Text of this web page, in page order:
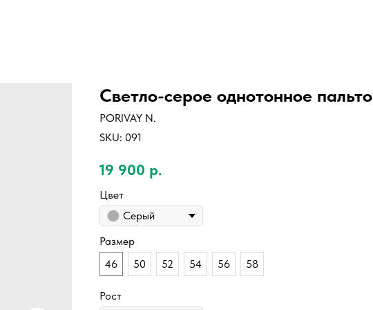
Светло-серое однотонное пальто
PORIVAY N.
SKU: 091
19 900 р.
Цвет
Серый
Размер
46
50 52 54 56 58
Рост